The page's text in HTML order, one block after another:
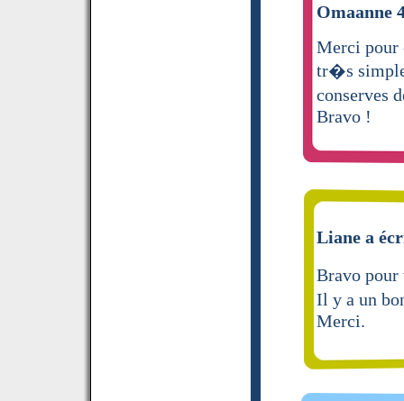
Omaanne
Merci pour
tr�s
conserves
Bravo !
Liane a
Bravo
Il y a un
Merci.